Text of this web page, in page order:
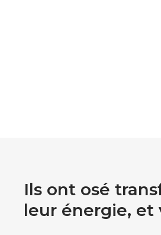
Ils ont osé
leur énergie, et